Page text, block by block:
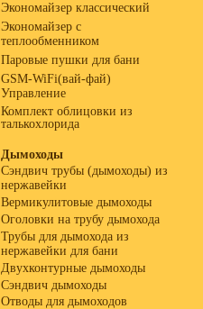
Экономайзер классический
Экономайзер с
теплообменником
Паровые пушки для бани
GSM-WiFi(вай-фай)
Управление
Комплект облицовки из
талькохлорида
Дымоходы
Сэндвич трубы (дымоходы) из
нержавейки
Вермикулитовые дымоходы
Оголовки на трубу дымохода
Трубы для дымохода из
нержавейки для бани
Двухконтурные дымоходы
Сэндвич дымоходы
Отводы для дымоходов